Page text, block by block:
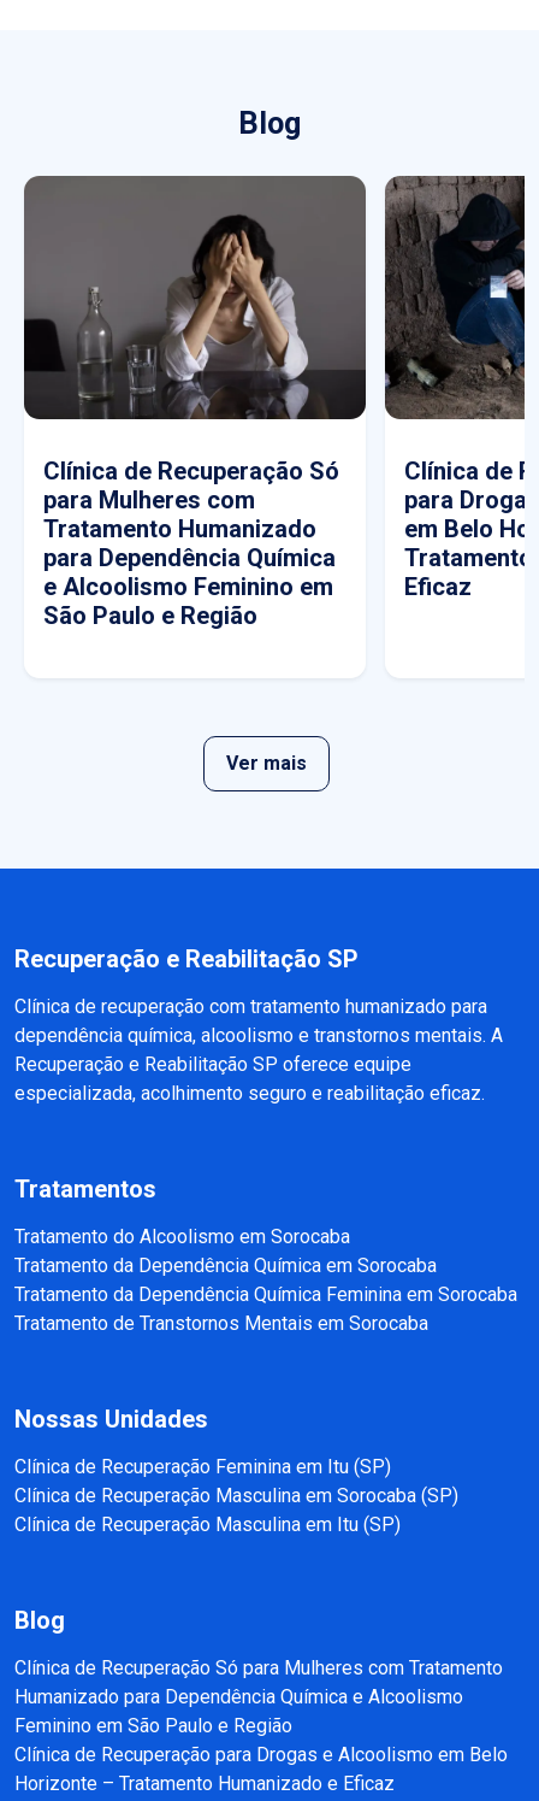
Blog
Clínica de Recuperação Só
para Mulheres com
Tratamento Humanizado
para Dependência Química
e Alcoolismo Feminino em
São Paulo e Região
Clínica de
para
em Belo
Tratamento
Eficaz
Ver mais
Recuperação e Reabilitação SP
Clínica de recuperação com tratamento humanizado para
dependência química, alcoolismo e transtornos mentais. A
Recuperação e Reabilitação SP oferece equipe
especializada, acolhimento seguro e reabilitação eficaz.
Tratamentos
Tratamento do Alcoolismo em Sorocaba
Tratamento da Dependência Química em Sorocaba
Tratamento da Dependência Química Feminina em Sorocaba
Tratamento de Transtornos Mentais em Sorocaba
Nossas Unidades
Clínica de Recuperação Feminina em Itu (SP)
Clínica de Recuperação Masculina em Sorocaba (SP)
Clínica de Recuperação Masculina em Itu (SP)
Blog
Clínica de Recuperação Só para Mulheres com Tratamento
Humanizado para Dependência Química e Alcoolismo
Feminino em São Paulo e Região
Clínica de Recuperação para Drogas e Alcoolismo em Belo
Horizonte – Tratamento Humanizado e Eficaz